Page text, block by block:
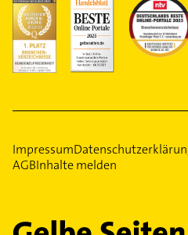
Impressum
AGBInhalte melden